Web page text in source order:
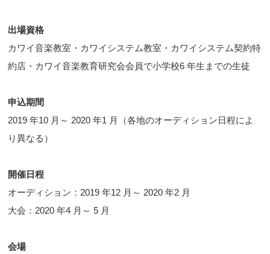
出場資格
カワイ音楽教室・カワイシステム教室・カワイシステム契約特
約店・カワイ音楽教育研究会会員で小学校6 年生までの生徒
申込期間
2019 年10 月～ 2020 年1 月（各地のオーディション日程によ
り異なる）
開催日程
オーディション：2019 年12 月～ 2020 年2 月
大会：2020 年4 月～ 5 月
会場